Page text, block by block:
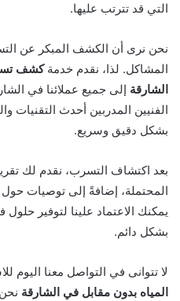
التي قد تترتب عليها.
نحن نرى أن الكشف المبكر عن
المشاكل. لذا، نقدم خدمةكشف
الشارقة إلى جميع عملائنا في
الفنيين المدربين أحدث
بشكل دقيق وسريع.
بعد اكتشاف التسرب، نقدم لك
المحتملة، إضافةً إلى توصيات حول
يمكنك الاعتماد علينا لتوفير
بشكل دائم.
لا تتوانى في التواصل معنا اليوم
المياه بدون مقابل في الشارقة